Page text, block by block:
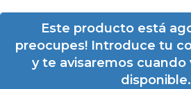
Este producto está
preocupes! Introduce tu
y te avisaremos cuando
disponible.